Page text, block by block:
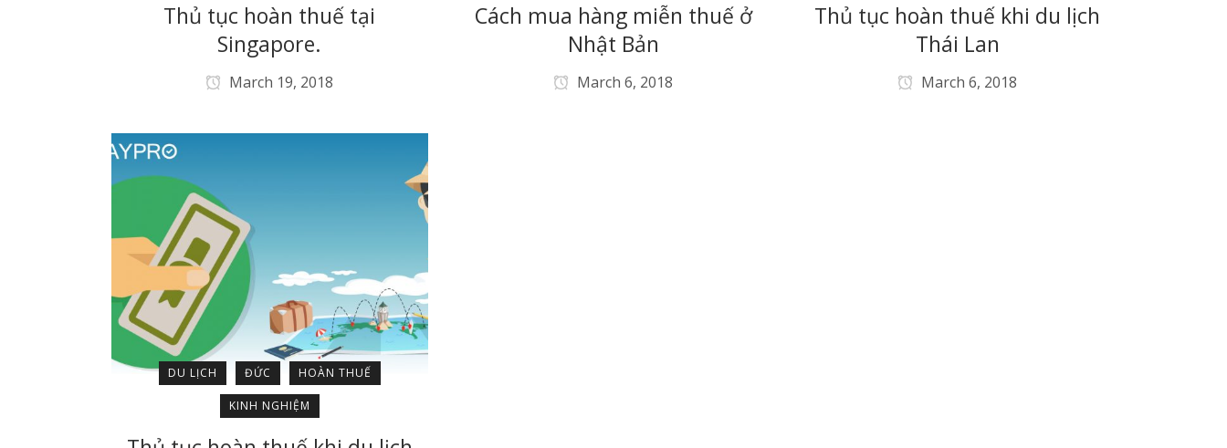
Thủ tục hoàn thuế tại
Singapore.
March 19, 2018
Cách mua hàng miễn thuế ở
Nhật Bản
March 6, 2018
Thủ tục hoàn thuế khi du lịch
Thái Lan
March 6, 2018
DU LỊCH ĐỨC HOÀN THUẾ
KINH NGHIỆM